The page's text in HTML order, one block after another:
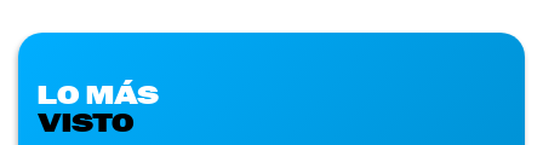
LO MÁS
VISTO